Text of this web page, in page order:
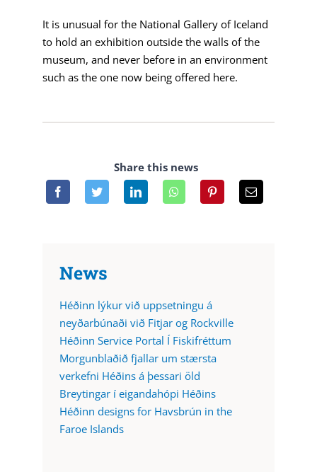
It is unusual for the National Gallery of Iceland
to hold an exhibition outside the walls of the
museum, and never before in an environment
such as the one now being offered here.
Share this news
News
Héðinn lýkur við uppsetningu á
neyðarbúnaði við Fitjar og Rockville
Héðinn Service Portal Í Fiskifréttum
Morgunblaðið fjallar um stærsta
verkefni Héðins á þessari öld
Breytingar í eigandahópi Héðins
Héðinn designs for Havsbrún in the
Faroe Islands